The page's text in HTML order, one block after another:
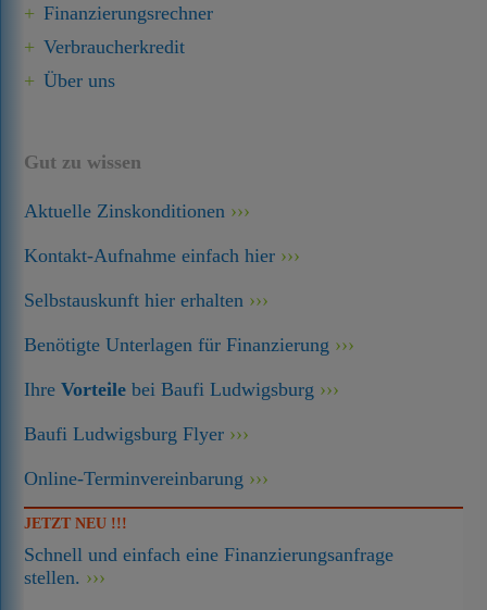
Finanzierungsrechner
Verbraucherkredit
Über uns
Gut zu wissen
Aktuelle Zinskonditionen
Kontakt-Aufnahme einfach hier
Selbstauskunft hier erhalten
Benötigte Unterlagen für Finanzierung
IhreVorteile bei Baufi Ludwigsburg
Baufi Ludwigsburg Flyer
Online-Terminvereinbarung
JETZT NEU !!!
Schnell und einfach eine Finanzierungsanfrage
stellen.